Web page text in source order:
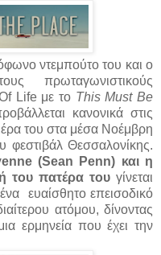
ντεμπούτο του και ο
πρωταγωνιστικούς
Life με το This Must Be
κανονικά στις
του στα μέσα Νοέμβρη
φεστιβάλ Θεσσαλονίκης.
(Sean Penn) και η
του πατέρα του γίνεται
ευαίσθητο επεισοδικό
ατόμου, δίνοντας
ερμηνεία που έχει την